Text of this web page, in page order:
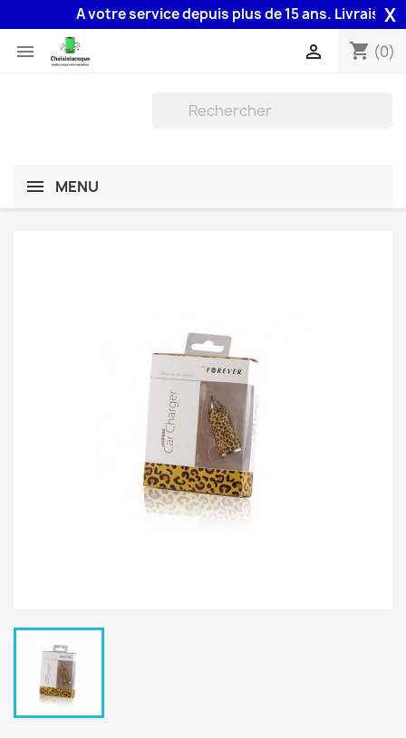
A votre service depuis plus de 15 ans. LivraisonX
 shopping_cart (0)

MENU